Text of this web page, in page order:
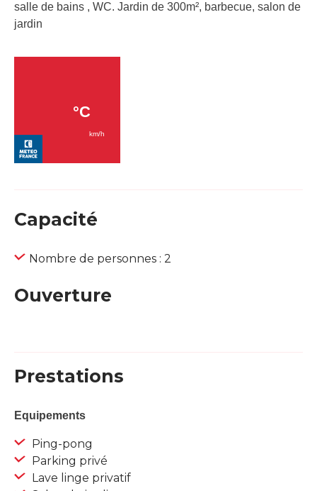
salle de bains , WC. Jardin de 300m², barbecue, salon de
jardin
Capacité
Nombre de personnes : 2
Ouverture
Prestations
Equipements
Ping-pong
Parking privé
Lave linge privatif